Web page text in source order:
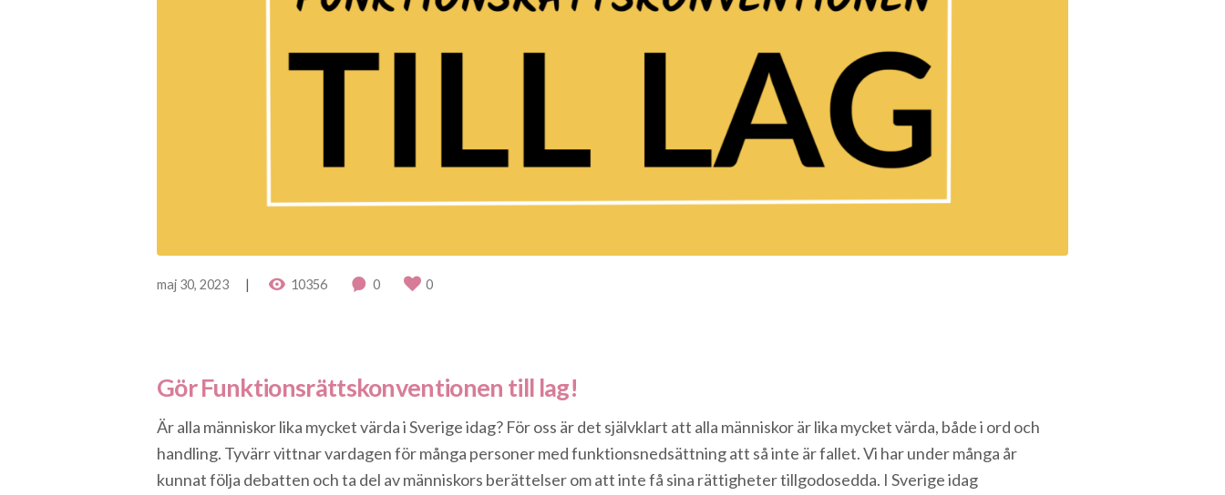
maj 30, 2023 10356 0 0
Gör Funktionsrättskonventionen till lag!
Är alla människor lika mycket värda i Sverige idag? För oss är det självklart att alla människor är lika mycket värda, både i ord och
handling. Tyvärr vittnar vardagen för många personer med funktionsnedsättning att så inte är fallet. Vi har under många år
kunnat följa debatten och ta del av människors berättelser om att inte få sina rättigheter tillgodosedda. I Sverige idag